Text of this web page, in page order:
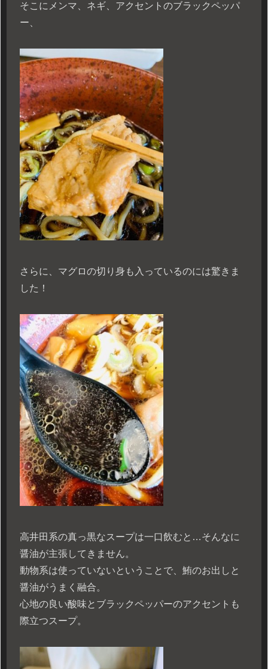
そこにメンマ、ネギ、アクセントのブラックペッパ
ー、
さらに、マグロの切り身も入っているのには驚きま
した！
高井田系の真っ黒なスープは一口飲むと…そんなに
醤油が主張してきません。
動物系は使っていないということで、鮪のお出しと
醤油がうまく融合。
心地の良い酸味とブラックペッパーのアクセントも
際立つスープ。